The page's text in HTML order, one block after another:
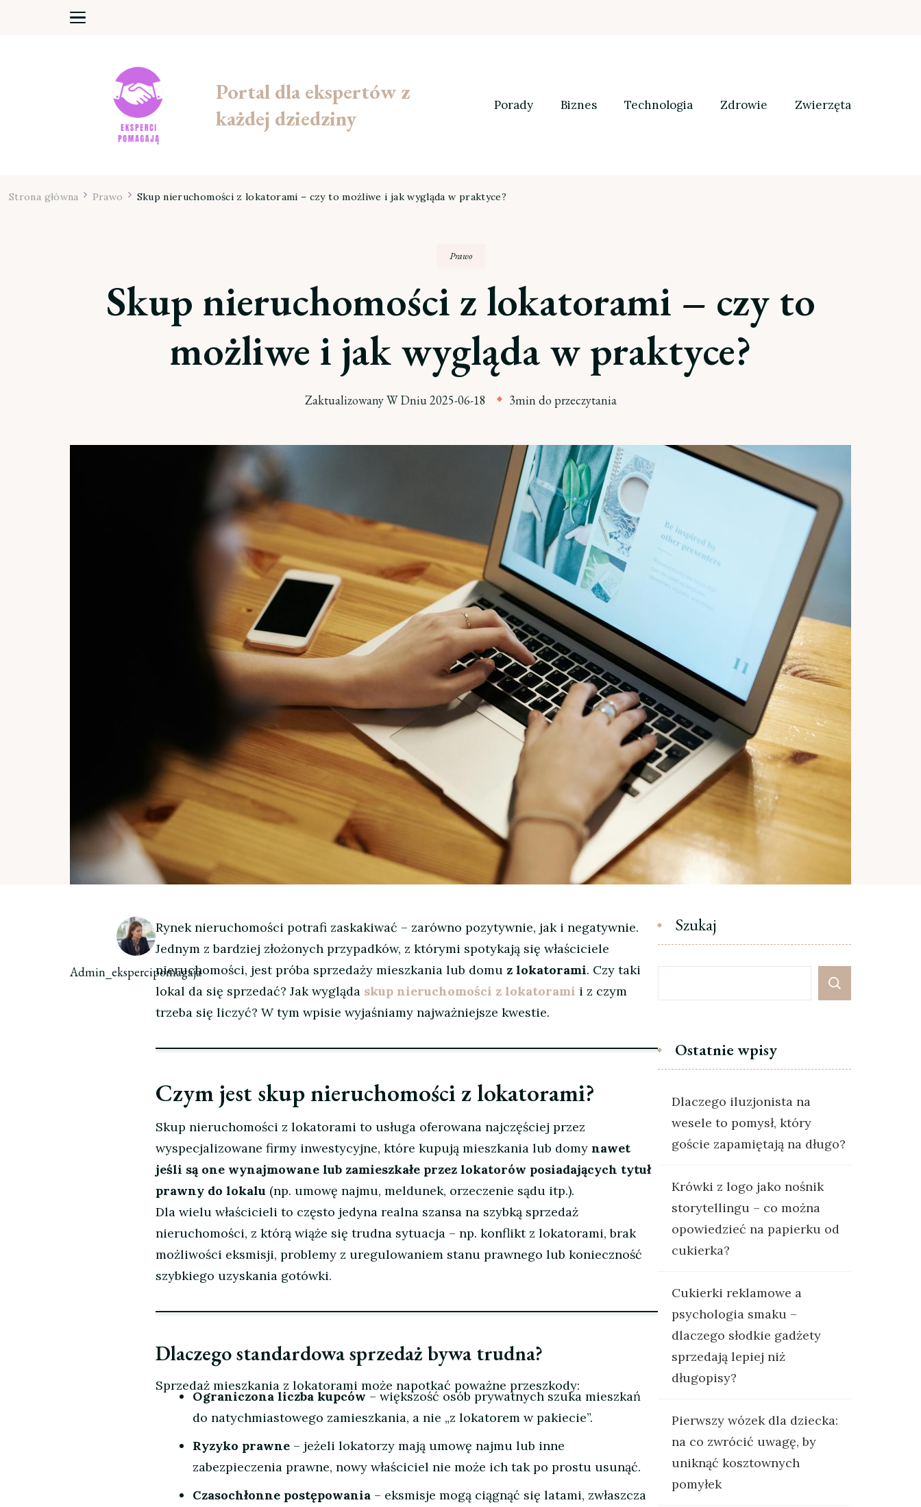
Portal dla ekspertów z
każdej dziedziny
Porady Biznes Technologia Zdrowie Zwierzęta
Strona główna Prawo Skup nieruchomości z lokatorami – czy to możliwe i jak wygląda w praktyce?
Prawo
Skup nieruchomości z lokatorami – czy to
możliwe i jak wygląda w praktyce?
Zaktualizowany W Dniu2025-06-18 3min do przeczytania
Admin_ekspercipomagaja
Rynek nieruchomości potrafi zaskakiwać – zarówno pozytywnie, jak i negatywnie.
Jednym z bardziej złożonych przypadków, z którymi spotykają się właściciele
nieruchomości, jest próba sprzedaży mieszkania lub domu z lokatorami. Czy taki
lokal da się sprzedać? Jak wygląda skup nieruchomości z lokatorami i z czym
trzeba się liczyć? W tym wpisie wyjaśniamy najważniejsze kwestie.
Czym jest skup nieruchomości z lokatorami?
Skup nieruchomości z lokatorami to usługa oferowana najczęściej przez
wyspecjalizowane firmy inwestycyjne, które kupują mieszkania lub domy nawet
jeśli są one wynajmowane lub zamieszkałe przez lokatorów posiadających tytuł
prawny do lokalu (np. umowę najmu, meldunek, orzeczenie sądu itp.).
Dla wielu właścicieli to często jedyna realna szansa na szybką sprzedaż
nieruchomości, z którą wiąże się trudna sytuacja – np. konflikt z lokatorami, brak
możliwości eksmisji, problemy z uregulowaniem stanu prawnego lub konieczność
szybkiego uzyskania gotówki.
Dlaczego standardowa sprzedaż bywa trudna?
Sprzedaż mieszkania z lokatorami może napotkać poważne przeszkody:
Ograniczona liczba kupców – większość osób prywatnych szuka mieszkań
do natychmiastowego zamieszkania, a nie „z lokatorem w pakiecie”.
Ryzyko prawne – jeżeli lokatorzy mają umowę najmu lub inne
zabezpieczenia prawne, nowy właściciel nie może ich tak po prostu usunąć.
Czasochłonne postępowania – eksmisje mogą ciągnąć się latami, zwłaszcza
Szukaj
Ostatnie wpisy
Dlaczego iluzjonista na
wesele to pomysł, który
goście zapamiętają na długo?
Krówki z logo jako nośnik
storytellingu – co można
opowiedzieć na papierku od
cukierka?
Cukierki reklamowe a
psychologia smaku –
dlaczego słodkie gadżety
sprzedają lepiej niż
długopisy?
Pierwszy wózek dla dziecka:
na co zwrócić uwagę, by
uniknąć kosztownych
pomyłek